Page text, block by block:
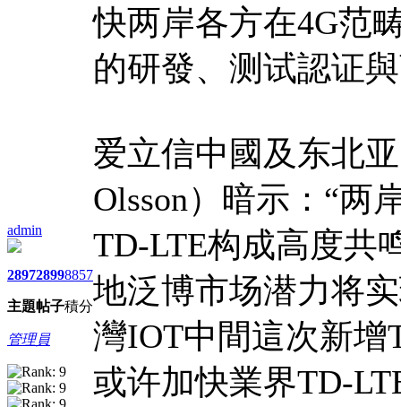
admin
2897
主題
2899
帖子
8857
積分
管理員
快两岸各方在4G范
的研發、测试認证
爱立信中國及东北
Olsson）暗示：“两
TD-LTE构成高度共
地泛博市场潜力将
灣IOT中間這次新增
或许加快業界TD-